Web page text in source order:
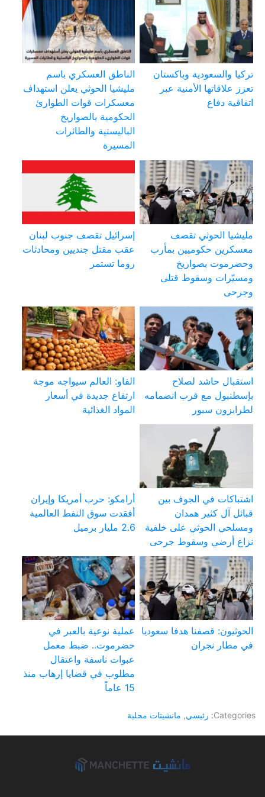
تركيا والسعودية وباكستان
تعزز علاقاتها الأمنية عبر
اتفاقية دفاع
الناطق العسكري باسم
مليشيا الحوثي يعلن استهداف
معسكرات قوات الطوارئ
الحكومية بالصواريخ
الباليستية والطائرات
المسيرة
مليشيا الحوثي تقصف
معسكرين حكوميين بمأرب
وحضرموت بصواريخ
ومسيّرات وسقوط قتلى
وجرحى
إسرائيل تقصف جنوب لبنان
عقب مقتل جنديين ومحادثات
روما تستمر
استقبال حاشد لصلاح
بإسطنبول مع قرب انضمامه
لطرابزون سبور
الفاو: العالم سيواجه موجة
ارتفاع جديدة في أسعار
المواد الغذائية
اشتباكات في الجوف بين
قبائل آل كثير همدان
ومسلحي الحوثي على خلفية
نزاع أرضي وسقوط جرحى
أرامكو: حرب أمريكا وإيران
أفقدت سوق النفط العالمية
2.6 مليار برميل
الحوثيون: قصفنا هدفا سعوديا
في مطار نجران
عملية نوعية بالعبر في
حضرموت.. ضبط معمل
عبوات ناسفة واعتقال
مطلوب في قضايا إرهاب منذ
15 عاماً
Categories: رئيسي, مانشيتات محلية